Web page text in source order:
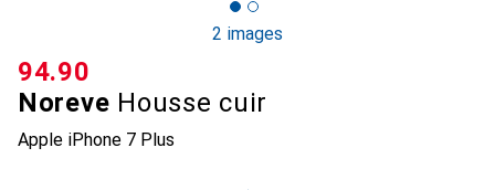
2 images
Noreve Housse cuir
Apple iPhone 7 Plus
CHF
94.90